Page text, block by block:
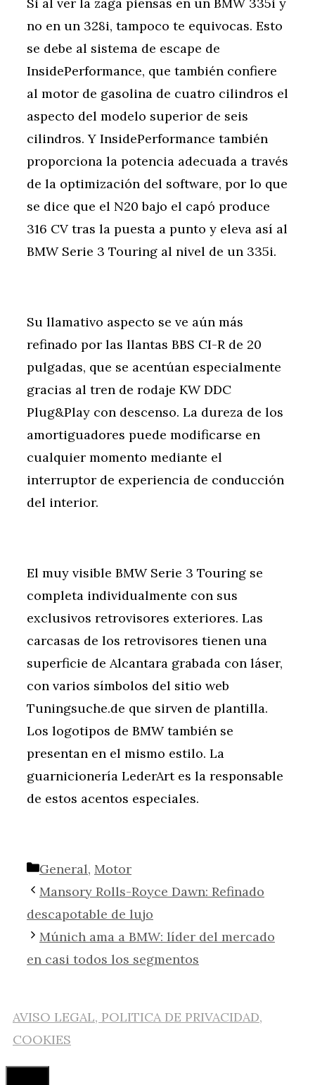
Si al ver la zaga piensas en un BMW 335i y
no en un 328i, tampoco te equivocas. Esto
se debe al sistema de escape de
InsidePerformance, que también confiere
al motor de gasolina de cuatro cilindros el
aspecto del modelo superior de seis
cilindros. Y InsidePerformance también
proporciona la potencia adecuada a través
de la optimización del software, por lo que
se dice que el N20 bajo el capó produce
316 CV tras la puesta a punto y eleva así al
BMW Serie 3 Touring al nivel de un 335i.
Su llamativo aspecto se ve aún más
refinado por las llantas BBS CI-R de 20
pulgadas, que se acentúan especialmente
gracias al tren de rodaje KW DDC
Plug&Play con descenso. La dureza de los
amortiguadores puede modificarse en
cualquier momento mediante el
interruptor de experiencia de conducción
del interior.
El muy visible BMW Serie 3 Touring se
completa individualmente con sus
exclusivos retrovisores exteriores. Las
carcasas de los retrovisores tienen una
superficie de Alcantara grabada con láser,
con varios símbolos del sitio web
Tuningsuche.de que sirven de plantilla.
Los logotipos de BMW también se
presentan en el mismo estilo. La
guarnicionería LederArt es la responsable
de estos acentos especiales.
Categorías
General, Motor
Mansory Rolls-Royce Dawn: Refinado
descapotable de lujo
Múnich ama a BMW: líder del mercado
en casi todos los segmentos
AVISO LEGAL, POLITICA DE PRIVACIDAD,
COOKIES